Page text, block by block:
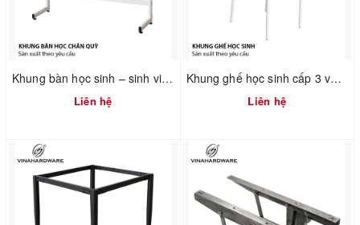
Khung bàn học sinh – sinh viên 750mm tháo ráp nhanh Vinahardware 2300.1.34805
Liên hệ
Khung ghế học sinh cấp 3 và đại học - 2300.1.02596 - D360xR360xC440mm
Liên hệ